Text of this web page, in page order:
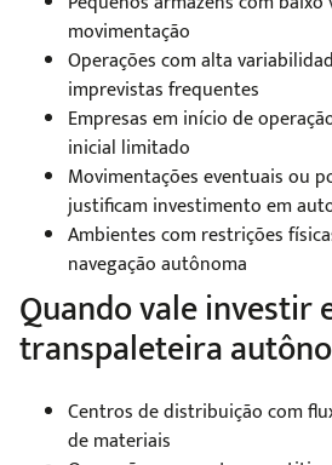
movimentação
Operações com alta
imprevistas frequentes
Empresas em início de
inicial limitado
Movimentações eventuais ou
justificam investimento em
Ambientes com restrições
navegação autônoma
Quando vale investir
transpaleteira
Centros de distribuição com
de materiais